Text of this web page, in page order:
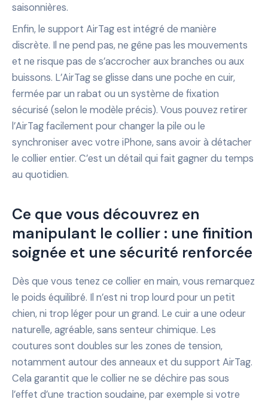
saisonnières.
Enfin, le support AirTag est intégré de manière
discrète. Il ne pend pas, ne gêne pas les mouvements
et ne risque pas de s’accrocher aux branches ou aux
buissons. L’AirTag se glisse dans une poche en cuir,
fermée par un rabat ou un système de fixation
sécurisé (selon le modèle précis). Vous pouvez retirer
l’AirTag facilement pour changer la pile ou le
synchroniser avec votre iPhone, sans avoir à détacher
le collier entier. C’est un détail qui fait gagner du temps
au quotidien.
Ce que vous découvrez en
manipulant le collier : une finition
soignée et une sécurité renforcée
Dès que vous tenez ce collier en main, vous remarquez
le poids équilibré. Il n’est ni trop lourd pour un petit
chien, ni trop léger pour un grand. Le cuir a une odeur
naturelle, agréable, sans senteur chimique. Les
coutures sont doubles sur les zones de tension,
notamment autour des anneaux et du support AirTag.
Cela garantit que le collier ne se déchire pas sous
l’effet d’une traction soudaine, par exemple si votre